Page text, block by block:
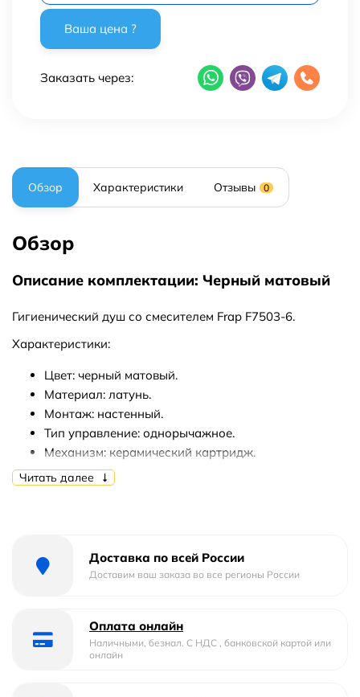
Заказать через:
Обзор Характеристики Отзывы 0
Обзор
Описание комплектации: Черный матовый
Гигиенический душ со смесителем Frap F7503-6.
Характеристики:
Цвет: черный матовый.
Материал: латунь.
Монтаж: настенный.
Тип управление: однорычажное.
Механизм: керамический картридж.
Стандарт подводки: G 1/2.
Лейка гигиенического душа с нажимным
Количество монтажных отверстий: 2.
В комплекте поставки:
Cмеситель.
Читать далее
Доставка по всей России
Доставим ваш заказа во все регионы России
Оплата онлайн
Наличными, безнал. С НДС , банковской картой или
онлайн